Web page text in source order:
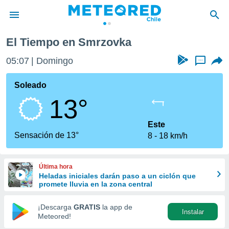
de
por
que se
calidad.
a este
las
y
forma
digital
basada
El Tiempo en Smrzovka
05:07 Domingo ...
Soleado
13°
Sensación de 13°
Este
8
18 km/h
Última hora
Heladas iniciales darán paso a un ciclón que
promete lluvia en la zona central
¡Descarga GRATIS la app de
Meteored!
Instalar